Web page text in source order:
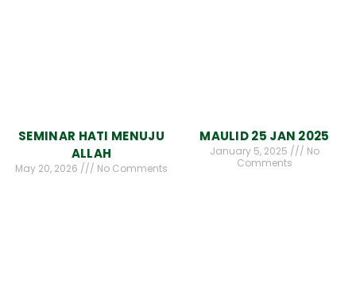
SEMINAR HATI MENUJU
ALLAH
May 20, 2026 No Comments
MAULID 25 JAN 2025
January 5, 2025
No
Comments